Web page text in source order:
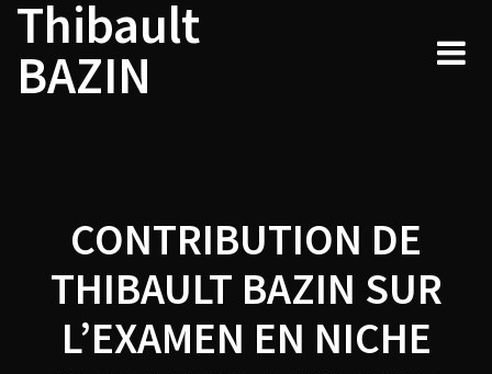
Skip
content
Thibault
BAZIN
CONTRIBUTION DE
THIBAULT BAZIN SUR
L’EXAMEN EN NICHE
Navigation
de